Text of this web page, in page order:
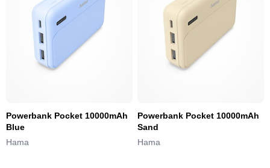
Powerbank Pocket 10000mAh
Blue
Hama
Powerbank Pocket 10000mAh
Sand
Hama